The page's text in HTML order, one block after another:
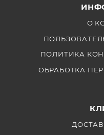
О
ПОЛИТИКА
ОБРАБОТКА